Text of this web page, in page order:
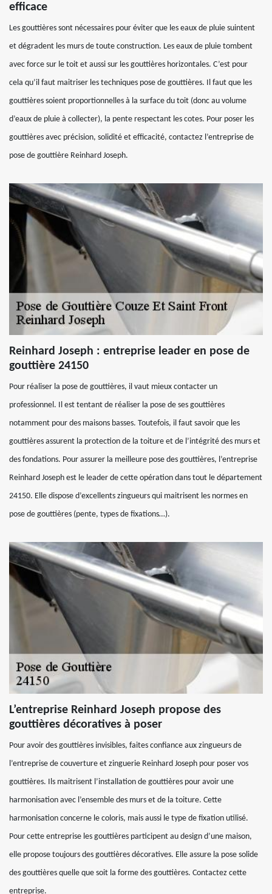
efficace
Les gouttières sont nécessaires pour éviter que les eaux de pluie suintent
et dégradent les murs de toute construction. Les eaux de pluie tombent
avec force sur le toit et aussi sur les gouttières horizontales. C’est pour
cela qu’il faut maitriser les techniques pose de gouttières. Il faut que les
gouttières soient proportionnelles à la surface du toit (donc au volume
d’eaux de pluie à collecter), la pente respectant les cotes. Pour poser les
gouttières avec précision, solidité et efficacité, contactez l’entreprise de
pose de gouttière Reinhard Joseph.
Reinhard Joseph : entreprise leader en pose de
gouttière 24150
Pour réaliser la pose de gouttières, il vaut mieux contacter un
professionnel. Il est tentant de réaliser la pose de ses gouttières
notamment pour des maisons basses. Toutefois, il faut savoir que les
gouttières assurent la protection de la toiture et de l’intégrité des murs et
des fondations. Pour assurer la meilleure pose des gouttières, l’entreprise
Reinhard Joseph est le leader de cette opération dans tout le département
24150. Elle dispose d’excellents zingueurs qui maitrisent les normes en
pose de gouttières (pente, types de fixations…).
L’entreprise Reinhard Joseph propose des
gouttières décoratives à poser
Pour avoir des gouttières invisibles, faites confiance aux zingueurs de
l’entreprise de couverture et zinguerie Reinhard Joseph pour poser vos
gouttières. Ils maitrisent l’installation de gouttières pour avoir une
harmonisation avec l’ensemble des murs et de la toiture. Cette
harmonisation concerne le coloris, mais aussi le type de fixation utilisé.
Pour cette entreprise les gouttières participent au design d’une maison,
elle propose toujours des gouttières décoratives. Elle assure la pose solide
des gouttières quelle que soit la forme des gouttières. Contactez cette
entreprise.